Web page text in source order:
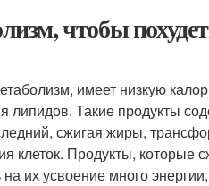
чтобы
имеет низкую
липидов. Такие продукты
сжигая жиры,
Продукты, которые
их усвоение много